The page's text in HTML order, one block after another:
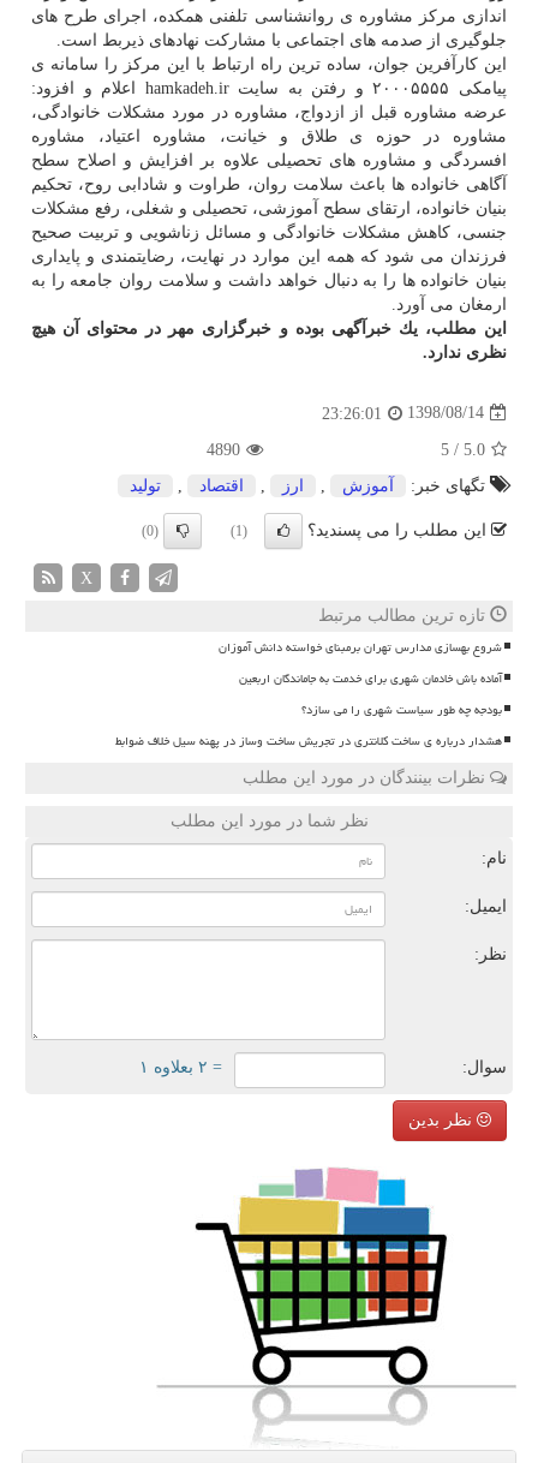
اندازی مركز مشاوره ی روانشناسی تلفنی همكده، اجرای طرح های
جلوگیری از صدمه های اجتماعی با مشاركت نهادهای ذیربط است.
این كارآفرین جوان، ساده ترین راه ارتباط با این مركز را سامانه ی
پیامكی ۲۰۰۰۵۵۵۵ و رفتن به سایت hamkadeh.ir اعلام و افزود:
عرضه مشاوره قبل از ازدواج، مشاوره در مورد مشكلات خانوادگی،
مشاوره در حوزه ی طلاق و خیانت، مشاوره اعتیاد، مشاوره
افسردگی و مشاوره های تحصیلی علاوه بر افزایش و اصلاح سطح
آگاهی خانواده ها باعث سلامت روان، طراوت و شادابی روح، تحكیم
بنیان خانواده، ارتقای سطح آموزشی، تحصیلی و شغلی، رفع مشكلات
جنسی، كاهش مشكلات خانوادگی و مسائل زناشویی و تربیت صحیح
فرزندان می شود كه همه این موارد در نهایت، رضایتمندی و پایداری
بنیان خانواده ها را به دنبال خواهد داشت و سلامت روان جامعه را به
ارمغان می آورد.
این مطلب، یك خبرآگهی بوده و خبرگزاری مهر در محتوای آن هیچ
نظری ندارد.
1398/08/14
23:26:01
5.0
/
5
4890
تگهای خبر:
آموزش ارز اقتصاد تولید
این مطلب را می پسندید؟ (1)
(0)
X
تازه ترین مطالب مرتبط
شروع بهسازی مدارس تهران برمبنای خواسته دانش آموزان
آماده باش خادمان شهری برای خدمت به جاماندگان اربعین
بودجه چه طور سیاست شهری را می سازد؟
هشدار درباره ی ساخت کلانتری در تجریش ساخت وساز در پهنه سیل خلاف ضوابط
نظرات بینندگان در مورد این مطلب
نظر شما در مورد این مطلب
نام:
ایمیل:
نظر:
سوال: = ۲ بعلاوه ۱
نظر بدین